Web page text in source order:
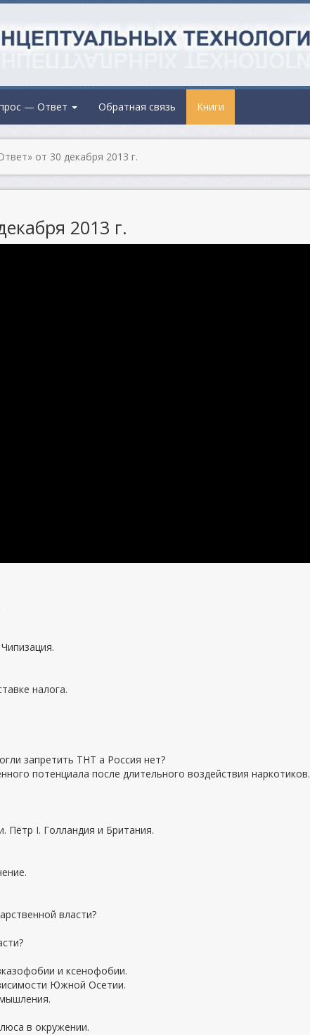
— Ответ Обратная связь Книги
от 30 декабря 2013 г.
2013 г.
налога.
запретить ТНТ а Россия нет?
потенциала после длительного воздействия наркотиков.
Пётр I. Голландия и Британия.
власти?
и ксенофобии.
Южной Осетии.
в окружении.